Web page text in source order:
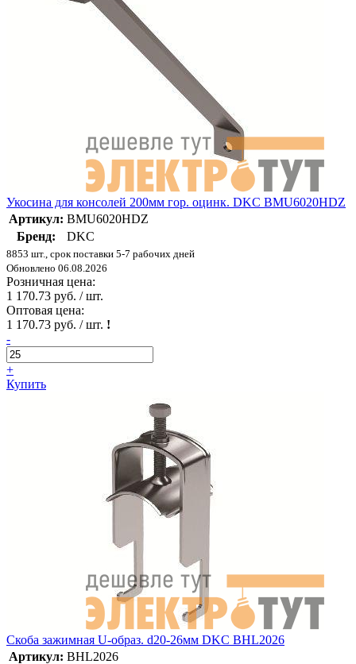
Укосина для консолей 200мм гор. оцинк. DKC BMU6020HDZ
Артикул: BMU6020HDZ
Бренд:
DKC
8853 шт., срок поставки 5-7 рабочих дней
Обновлено 06.08.2026
Розничная цена:
1 170.73 руб. / шт.
Оптовая цена:
1 170.73 руб. / шт. !
-
+
Купить
Скоба зажимная U-образ. d20-26мм DKC BHL2026
Артикул: BHL2026